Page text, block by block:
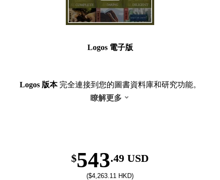
Logos 電子版
Logos 版本完全連接到您的圖書資料庫和研究功能。
瞭解更多
$543.49 USD
($4,263.11 HKD)